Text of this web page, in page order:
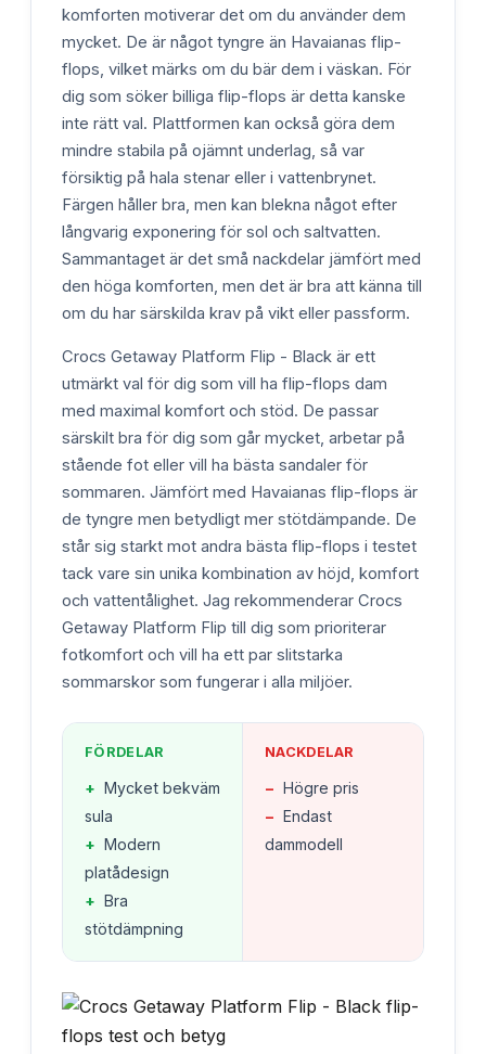
komforten motiverar det om du använder dem
mycket. De är något tyngre än Havaianas flip-
flops, vilket märks om du bär dem i väskan. För
dig som söker billiga flip-flops är detta kanske
inte rätt val. Plattformen kan också göra dem
mindre stabila på ojämnt underlag, så var
försiktig på hala stenar eller i vattenbrynet.
Färgen håller bra, men kan blekna något efter
långvarig exponering för sol och saltvatten.
Sammantaget är det små nackdelar jämfört med
den höga komforten, men det är bra att känna till
om du har särskilda krav på vikt eller passform.
Crocs Getaway Platform Flip - Black är ett
utmärkt val för dig som vill ha flip-flops dam
med maximal komfort och stöd. De passar
särskilt bra för dig som går mycket, arbetar på
stående fot eller vill ha bästa sandaler för
sommaren. Jämfört med Havaianas flip-flops är
de tyngre men betydligt mer stötdämpande. De
står sig starkt mot andra bästa flip-flops i testet
tack vare sin unika kombination av höjd, komfort
och vattentålighet. Jag rekommenderar Crocs
Getaway Platform Flip till dig som prioriterar
fotkomfort och vill ha ett par slitstarka
sommarskor som fungerar i alla miljöer.
FÖRDELAR
+ Mycket bekväm
sula
+ Modern
platådesign
+ Bra
stötdämpning
NACKDELAR
− Högre pris
− Endast
dammodell